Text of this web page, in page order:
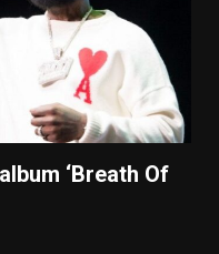
‘Breath Of